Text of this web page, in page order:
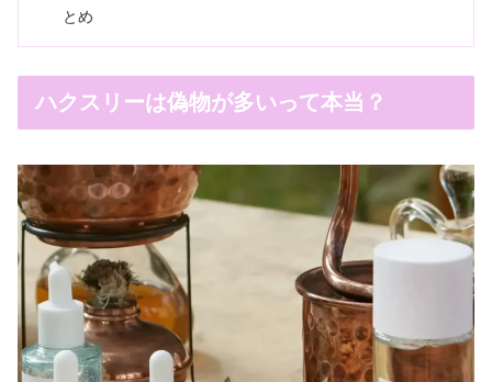
とめ
ハクスリーは偽物が多いって本当？